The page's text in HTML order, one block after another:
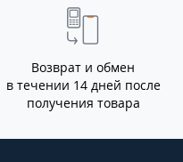
Возврат и обмен
в течении 14 дней после
получения товара